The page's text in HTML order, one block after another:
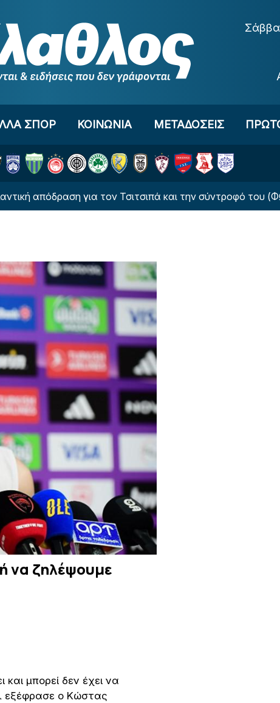
ΣΠΟΡ ΚΟΙΝΩΝΙΑ ΜΕΤΑΔΟΣΕΙΣ
για τον Τσιτσιπά και την σύντροφό του (ΦΩΤΟ)
να ζηλέψουμε
μπορεί δεν έχει να
εξέφρασε ο Κώστας